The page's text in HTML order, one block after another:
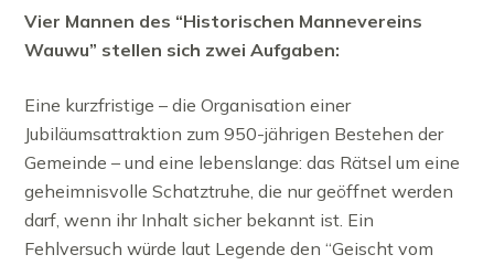
Vier Mannen des “Historischen Mannevereins
Wauwu” stellen sich zwei Aufgaben:
Eine kurzfristige – die Organisation einer
Jubiläumsattraktion zum 950-jährigen Bestehen der
Gemeinde – und eine lebenslange: das Rätsel um eine
geheimnisvolle Schatztruhe, die nur geöffnet werden
darf, wenn ihr Inhalt sicher bekannt ist. Ein
Fehlversuch würde laut Legende den “Geischt vom